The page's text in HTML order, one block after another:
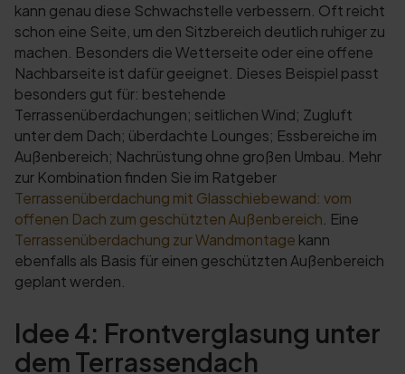
kann genau diese Schwachstelle verbessern. Oft reicht
schon eine Seite, um den Sitzbereich deutlich ruhiger zu
machen. Besonders die Wetterseite oder eine offene
Nachbarseite ist dafür geeignet. Dieses Beispiel passt
besonders gut für: bestehende
Terrassenüberdachungen; seitlichen Wind; Zugluft
unter dem Dach; überdachte Lounges; Essbereiche im
Außenbereich; Nachrüstung ohne großen Umbau. Mehr
zur Kombination finden Sie im Ratgeber
Terrassenüberdachung mit Glasschiebewand: vom
offenen Dach zum geschützten Außenbereich . Eine
Terrassenüberdachung zur Wandmontage kann
ebenfalls als Basis für einen geschützten Außenbereich
geplant werden.
Idee 4: Frontverglasung unter
dem Terrassendach